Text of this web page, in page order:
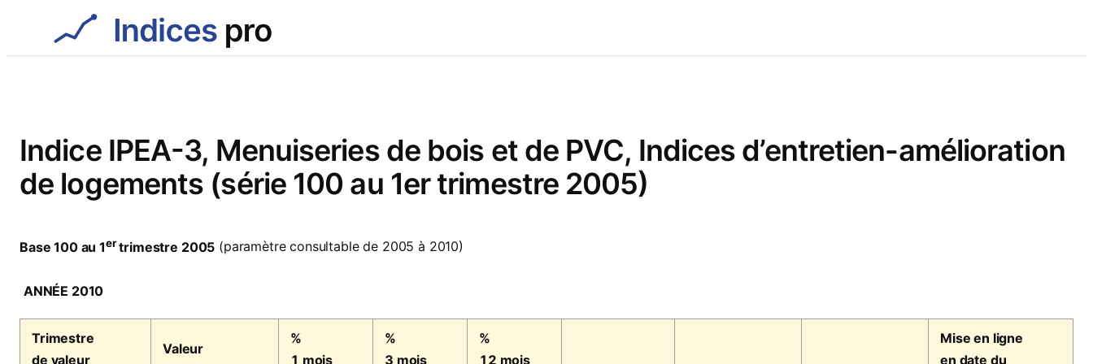
contenu
Indice IPEA-3, Menuiseries de bois et de PVC, Indices d’entretien-amélioration
de logements (série 100 au 1er trimestre 2005)
Base 100 au 1ertrimestre 2005 (paramètre consultable de 2005 à 2010)
ANNÉE 2010
Trimestre
de valeur
Valeur
%
1 mois
%
3 mois
%
12 mois
Mise en ligne
en date du